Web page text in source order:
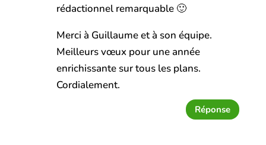
rédactionnel remarquable 🙂
Merci à Guillaume et à son équipe.
Meilleurs vœux pour une année
enrichissante sur tous les plans.
Cordialement.
Réponse